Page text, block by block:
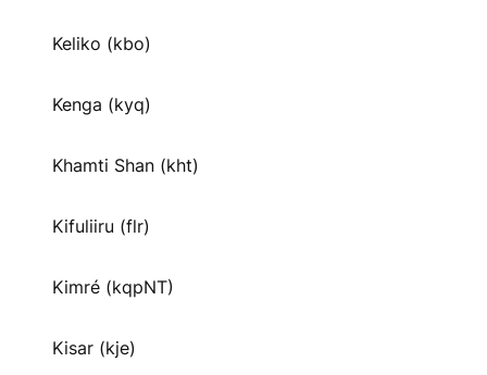
Keliko (kbo)
Kenga (kyq)
Khamti Shan (kht)
Kifuliiru (flr)
Kimré (kqpNT)
Kisar (kje)